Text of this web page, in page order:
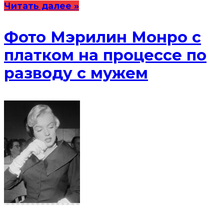
Читать далее »
Фото Мэрилин Монро с
платком на процессе по
разводу с мужем